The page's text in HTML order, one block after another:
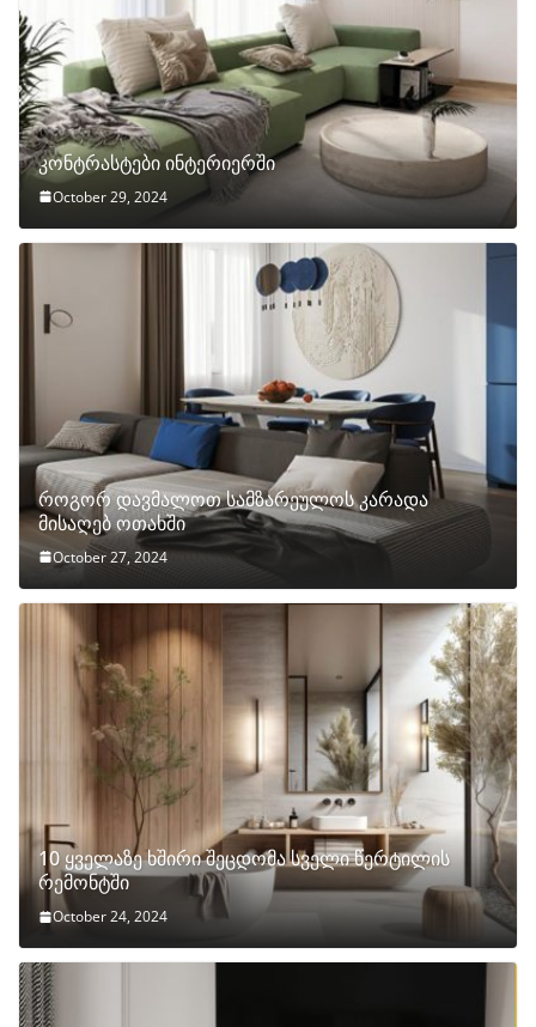
კონტრასტები ინტერიერში
October 29, 2024
როგორ დავმალოთ სამზარეულოს კარადა
მისაღებ ოთახში
October 27, 2024
10 ყველაზე ხშირი შეცდომა სველი წერტილის
რემონტში
October 24, 2024